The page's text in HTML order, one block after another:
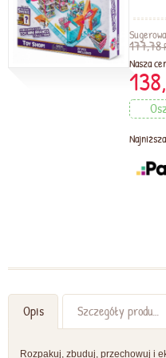
177,78
Nasza
Opis Szczegóły produktu
Rozpakuj, zbuduj, przechowuj i